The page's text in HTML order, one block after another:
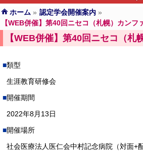
ホーム » 認定学会開催案内 »
【WEB併催】第40回ニセコ（札幌）カンフ
【WEB併催】第40回ニセコ（札
類型
生涯教育研修会
開催期間
2022年8月13日
開催場所
社会医療法人医仁会中村記念病院（対面+